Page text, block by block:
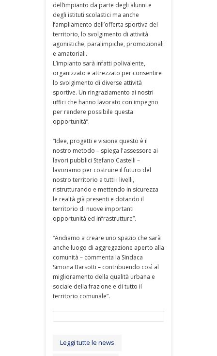
dell’impianto da parte degli alunni e
degli istituti scolastici ma anche
l’ampliamento dell’offerta sportiva del
territorio, lo svolgimento di attività
agonistiche, paralimpiche, promozionali
e amatoriali.
L’impianto sarà infatti polivalente,
organizzato e attrezzato per consentire
lo svolgimento di diverse attività
sportive. Un ringraziamento ai nostri
uffici che hanno lavorato con impegno
per rendere possibile questa
opportunità”.
“Idee, progetti e visione questo è il
nostro metodo – spiega l'assessore ai
lavori pubblici Stefano Castelli –
lavoriamo per costruire il futuro del
nostro territorio a tutti i livelli,
ristrutturando e mettendo in sicurezza
le realtà già presenti e dotando il
territorio di nuove importanti
opportunità ed infrastrutture”.
“Andiamo a creare uno spazio che sarà
anche luogo di aggregazione aperto alla
comunità – commenta la Sindaca
Simona Barsotti – contribuendo così al
miglioramento della qualità urbana e
sociale della frazione e di tutto il
territorio comunale”.
Leggi tutte le news